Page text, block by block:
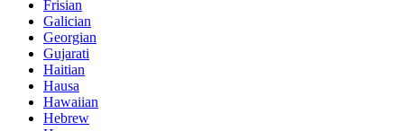
Frisian
Galician
Georgian
Gujarati
Haitian
Hausa
Hawaiian
Hebrew